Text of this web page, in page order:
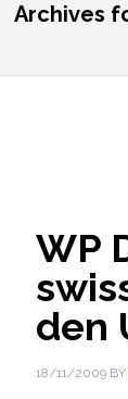
Archives
WP
den
18/11/2009BY